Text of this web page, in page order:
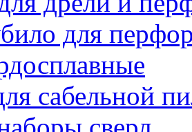
для
сабельной